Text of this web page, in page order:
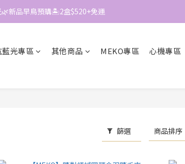
｜領$50折價券
新品早鳥預購🏝️2盒$520+免運
藍光專區 其他商品 MEKO專區
心機專區
篩選 商品排序